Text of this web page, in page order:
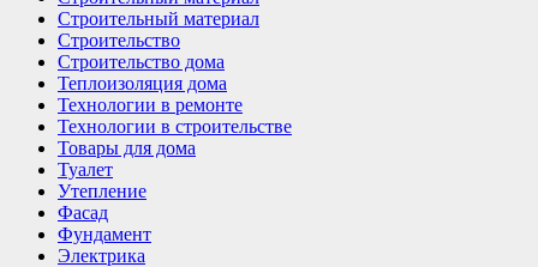
Строительный материал
Строительство
Строительство дома
Теплоизоляция дома
Технологии в ремонте
Технологии в строительстве
Товары для дома
Туалет
Утепление
Фасад
Фундамент
Электрика